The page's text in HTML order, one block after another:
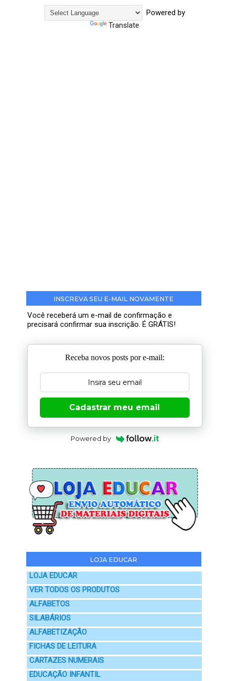
Powered by
Translate
INSCREVA SEU E-MAIL NOVAMENTE
Você receberá um e-mail de confirmação e
precisará confirmar sua inscrição. É GRÁTIS!
Receba novos posts por e-mail:
Cadastrar meu email
Powered by
LOJA EDUCAR
LOJA EDUCAR
VER TODOS OS PRODUTOS
ALFABETOS
SILABÁRIOS
ALFABETIZAÇÃO
FICHAS DE LEITURA
CARTAZES NUMERAIS
EDUCAÇÃO INFANTIL